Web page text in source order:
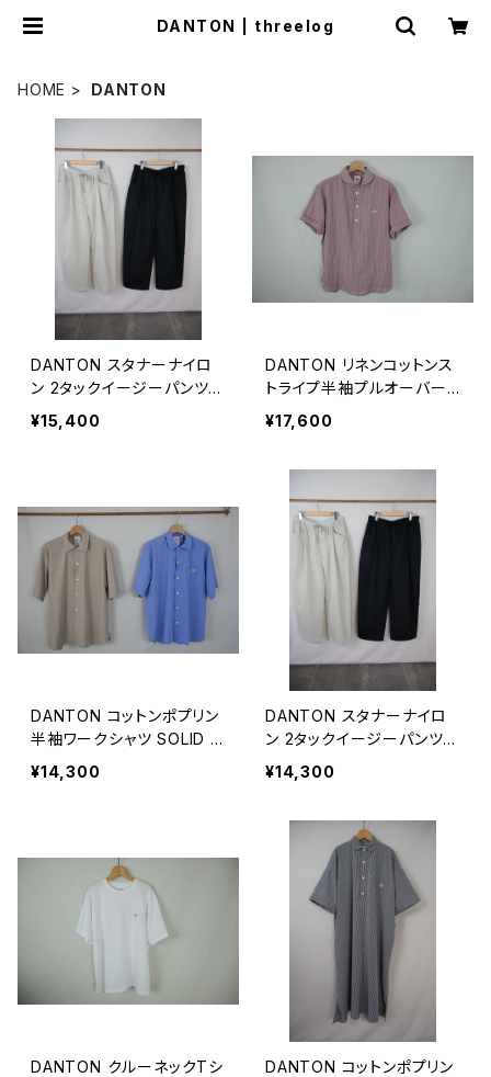
DANTON | threelog
HOME DANTON
DANTON スタナーナイロ
ン 2タックイージーパンツ
MEN
¥15,400
DANTON リネンコットンス
トライプ半袖プルオーバー
MEN
¥17,600
DANTON コットンポプリン
半袖ワークシャツ SOLID M
EN
¥14,300
DANTON スタナーナイロ
ン 2タックイージーパンツ
WOMEN
¥14,300
DANTON クルーネックTシ
DANTON コットンポプリン